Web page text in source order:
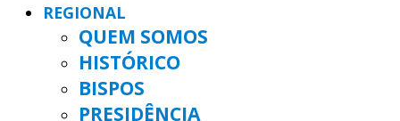
REGIONAL
QUEM SOMOS
HISTÓRICO
BISPOS
PRESIDÊNCIA